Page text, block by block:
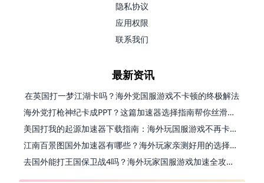
隐私协议
应用权限
联系我们
最新资讯
在英国打一梦江湖卡吗？海外党国服游戏不卡顿的终极解法
海外党打枪神纪卡成PPT？这篇加速器选择指南帮你丝滑上分
美国打我的起源加速器下载指南：海外玩国服游戏不再卡的终极方案
江南百景图国外加速器有哪些？海外玩家亲测好用的选择与避坑指南
去国外能打王国保卫战4吗？海外玩家国服游戏加速全攻略（附公主连结幻想江湖实测）